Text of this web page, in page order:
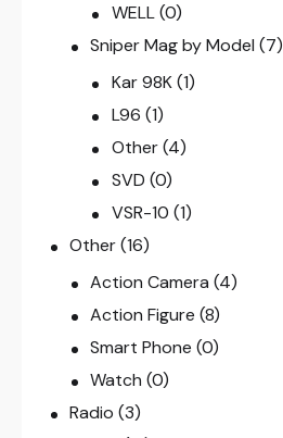
WELL (0)
Sniper Mag by Model (7)
Kar 98K (1)
L96 (1)
Other (4)
SVD (0)
VSR-10 (1)
Other(16)
Action Camera (4)
Action Figure (8)
Smart Phone (0)
Watch (0)
Radio (3)